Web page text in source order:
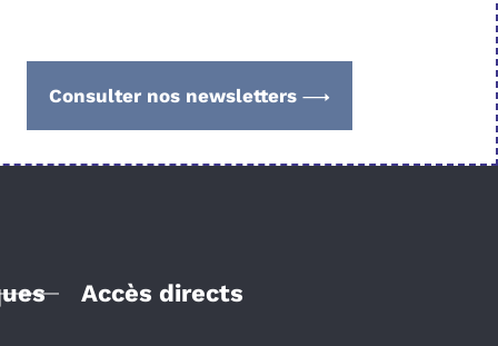
Consulter nos newsletters
Accès directs